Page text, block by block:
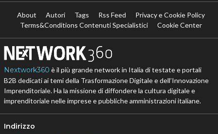
About Autori Tags Rss Feed
Privacy e Cookie Policy
Terms&Conditions Contenuti Specialistici
Cookie Center
Nextwork360 è il più grande network in Italia di testate e portali
B2B dedicati ai temi della Trasformazione Digitale e dell’Innovazione
Imprenditoriale. Ha la missione di diffondere la cultura digitale e
imprenditoriale nelle imprese e pubbliche amministrazioni italiane.
Indirizzo